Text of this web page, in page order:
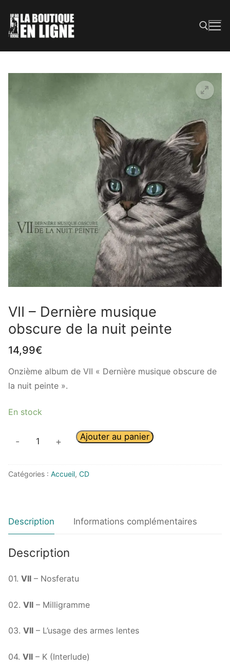
VII – Dernière musique
obscure de la nuit peinte
14,99€
Onzième album de VII « Dernière musique obscure de
la nuit peinte ».
En stock
- + Ajouter au panier
Catégories : Accueil, CD
Description Informations complémentaires
Description
01. VII – Nosferatu
02. VII – Milligramme
03. VII – L’usage des armes lentes
04. VII – K (Interlude)